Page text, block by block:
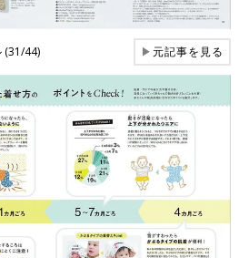
(31/44) ▶元記事を見る